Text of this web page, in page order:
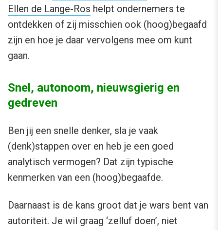
Ellen de Lange-Ros helpt ondernemers te
ontdekken of zij misschien ook (hoog)begaafd
zijn en hoe je daar vervolgens mee om kunt
gaan.
Snel, autonoom, nieuwsgierig en
gedreven
Ben jij een snelle denker, sla je vaak
(denk)stappen over en heb je een goed
analytisch vermogen? Dat zijn typische
kenmerken van een (hoog)begaafde.
Daarnaast is de kans groot dat je wars bent van
autoriteit. Je wil graag ‘zelluf doen’, niet